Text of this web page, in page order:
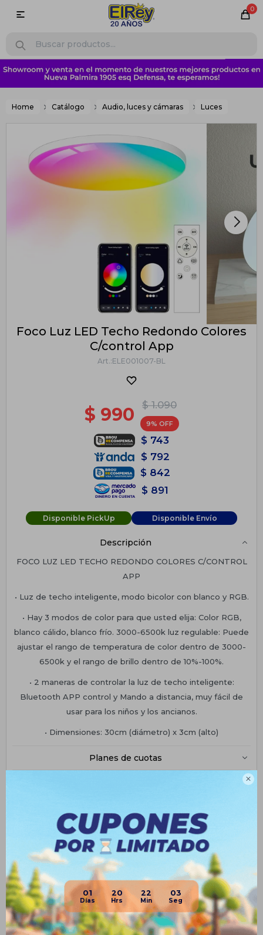

01 20 22 02
0

Home Catálogo Audio, luces y cámaras Luces
Foco Luz LED Techo Redondo Colores
C/control App
ELE001007-BL
$ 1.090
$ 990 9
$ 743
$ 792
$ 842
$ 891
Disponible PickUp Disponible Envío
Descripción
FOCO LUZ LED TECHO REDONDO COLORES C/CONTROL
APP
• Luz de techo inteligente, modo bicolor con blanco y RGB.
• Hay 3 modos de color para que usted elija: Color RGB,
blanco cálido, blanco frío. 3000-6500k luz regulable: Puede
ajustar el rango de temperatura de color dentro de 3000-
6500k y el rango de brillo dentro de 10%-100%.
• 2 maneras de controlar la luz de techo inteligente:
Bluetooth APP control y Mando a distancia, muy fácil de
usar para los niños y los ancianos.
• Dimensiones: 30cm (diámetro) x 3cm (alto)
Planes de cuotas
Productos que te pueden interesar